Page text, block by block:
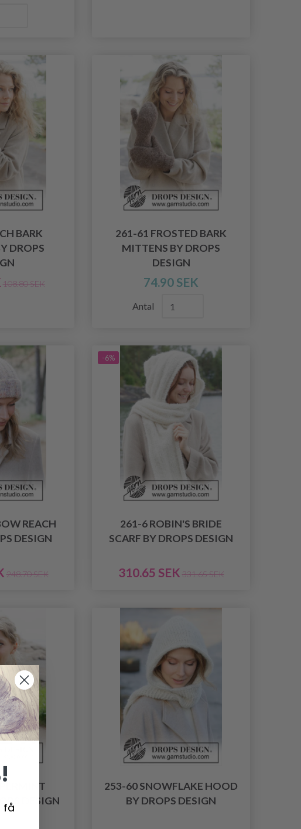
BARK
DROPS
108.80 SEK
261-61 FROSTED BARK
MITTENS BY DROPS
DESIGN
74.90 SEK
Antal
REACH
DESIGN
248.70 SEK
-6%
261-6 ROBIN'S BRIDE
SCARF BY DROPS DESIGN
310.65 SEK 331.65 SEK
DESIGN
253-60 SNOWFLAKE HOOD
BY DROPS DESIGN
få